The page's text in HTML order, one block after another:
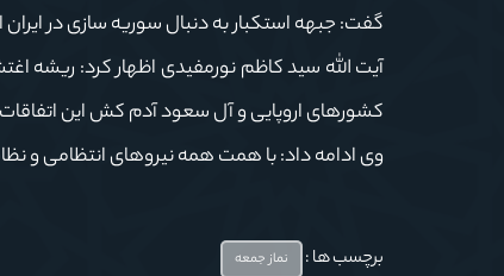
گفت: جبهه استکبار به دنبال سوریه سازی در
آیت الله سید کاظم نورمفیدی اظهار کرد: ریشه
کشورهای اروپایی و آل سعود آدم کش این
وی ادامه داد: با همت همه نیروهای انتظامی و
برچسب ها : نماز جمعه